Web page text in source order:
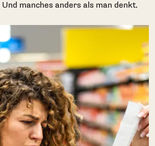
manches anders als man denkt.